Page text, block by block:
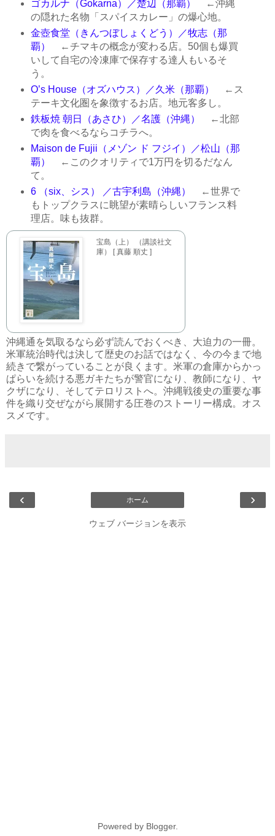
ゴカルナ（Gokarna）／楚辺（那覇）
←沖縄
の隠れた名物「スパイスカレー」の爆心地。
金壺食堂（きんつぼしょくどう）／牧志（那
覇）
←チマキの概念が変わる店。50個も爆買
いして自宅の冷凍庫で保存する達人もいるそ
う。
O’s House（オズハウス）／久米（那覇）
←ス
テーキ文化圏を象徴するお店。地元客多し。
鉄板焼 朝日（あさひ）／名護（沖縄）
←北部
で肉を食べるならコチラへ。
Maison de Fujii（メゾン ド フジイ）／松山（那
覇）
←このクオリティで1万円を切るだなん
て。
6 （six、シス） ／古宇利島（沖縄）
←世界で
もトップクラスに眺望が素晴らしいフランス料
理店。味も抜群。
宝島（上） （講談社文
庫） [ 真藤 順丈 ]
沖縄通を気取るなら必ず読んでおくべき、大迫力の一冊。
米軍統治時代は決して歴史のお話ではなく、今の今まで地
続きで繋がっていることが良くます。米軍の倉庫からかっ
ぱらいを続ける悪ガキたちが警官になり、教師になり、ヤ
クザになり、そしてテロリストへ。沖縄戦後史の重要な事
件を織り交ぜながら展開する圧巻のストーリー構成。オス
スメです。
‹ ›
ホーム
ウェブ バージョンを表示
Powered by Blogger.